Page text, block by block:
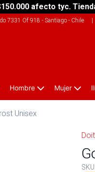
afecto tyc.
7331 Of 918 - Santiago - Chile|
Hombre Mujer
Unisex
SKU: